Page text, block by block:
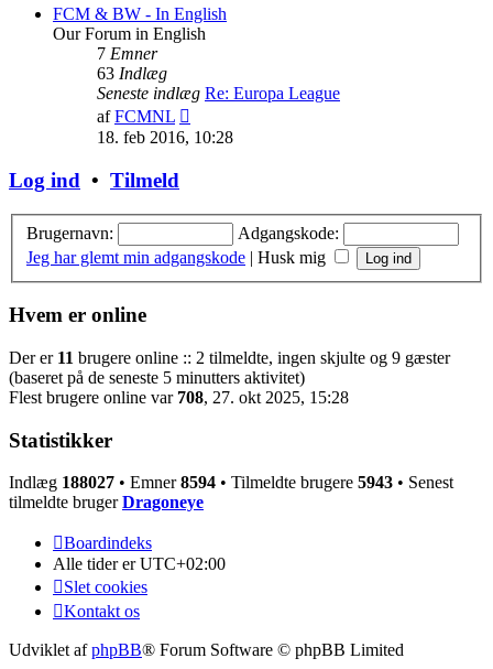
indlæg
FCM & BW - In English
Our Forum in English
7 Emner
63 Indlæg
Seneste indlæg Re: Europa League
afFCMNL
det
18. feb 2016, 10:28
Log ind • Tilmeld
Brugernavn:
Adgangskode:
Jeg har glemt min adgangskode | Husk mig
Hvem er online
Der er 11 brugere online :: 2 tilmeldte, ingen skjulte og 9 gæster
(baseret på de seneste 5 minutters aktivitet)
Flest brugere online var 708, 27. okt 2025, 15:28
Statistikker
Indlæg 188027 • Emner8594 • Tilmeldte brugere 5943 • Senest
tilmeldte brugerDragoneye
Boardindeks
Alle tider erUTC+02:00
Slet cookies
Kontakt os
Udviklet afphpBB® Forum Software © phpBB Limited